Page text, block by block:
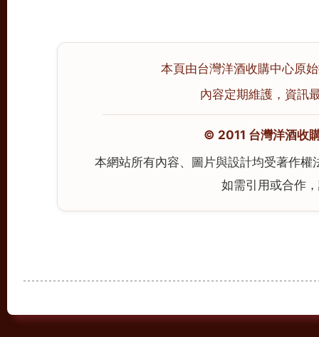
本頁由台灣洋酒收購中心原
內容定期維護，資訊
© 2011 台灣洋酒收
本網站所有內容、圖片與設計均受著作
如需引用或合作